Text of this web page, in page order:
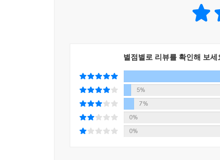
스스로 어떻게 생각하느냐에 달려 있으며 그 생
“매일이 위대한 날이다.
내가 있는 곳이 바로 멋진 곳이고, 내가 가고 있는
《인생의 태도》는 친절하게 가르침을 떠먹여
별점별로 리뷰를 확인해 보세
5%
7%
0%
0%